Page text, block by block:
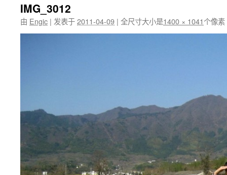
IMG_3012
由 Engic | 发表于2011-04-09 | 全尺寸大小是1400 × 1041个像素